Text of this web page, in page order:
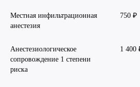
Местная инфильтрационная
анестезия
750 ₽
Анестезиологическое
сопровождение 1 степени
риска
1 400